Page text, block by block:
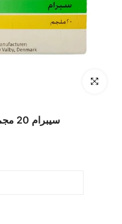
انقر للتكبير
سيبرام 20 مجم لتحسين الحالة النفسية - 28 قرص